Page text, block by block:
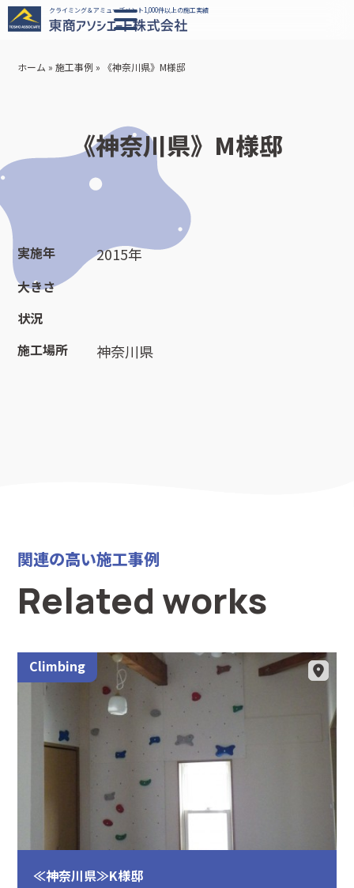
クライミング＆アミューズメント1,000件以上の施工実績
ホーム »施工事例 » 《神奈川県》M様邸
《神奈川県》M様邸
実施年 2015年
大きさ
状況
施工場所
神奈川県
関連の高い施工事例
Related works
Climbing
≪神奈川県≫K様邸